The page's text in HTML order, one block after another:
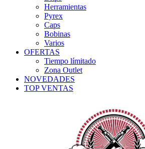
Herramientas
Pyrex
Caps
Bobinas
Varios
OFERTAS
Tiempo límitado
Zona Outlet
NOVEDADES
TOP VENTAS